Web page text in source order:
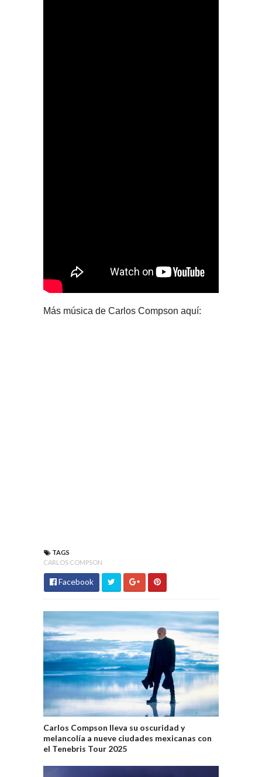
Más música de Carlos Compson aquí:
TAGS
CARLOS COMPSON
Facebook
Carlos Compson lleva su oscuridad y
melancolía a nueve ciudades mexicanas con
el Tenebris Tour 2025